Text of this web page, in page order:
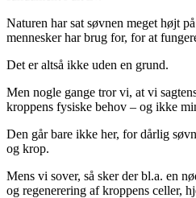
Naturen har sat søvnen meget højt
mennesker har brug for, for at
Det er altså ikke uden en grund.
Men nogle gange tror vi, at vi
kroppens fysiske behov – og ikke
Den går bare ikke her, for dårlig
og krop.
Mens vi sover, så sker der bl.a. en
og regenerering af kroppens celler,